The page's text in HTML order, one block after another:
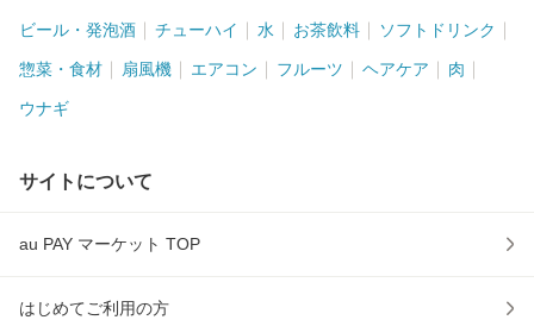
ビール・発泡酒 チューハイ 水 お茶飲料 ソフトドリンク
惣菜・食材 扇風機 エアコン フルーツ ヘアケア 肉
ウナギ
サイトについて
au PAY マーケット TOP
はじめてご利用の方